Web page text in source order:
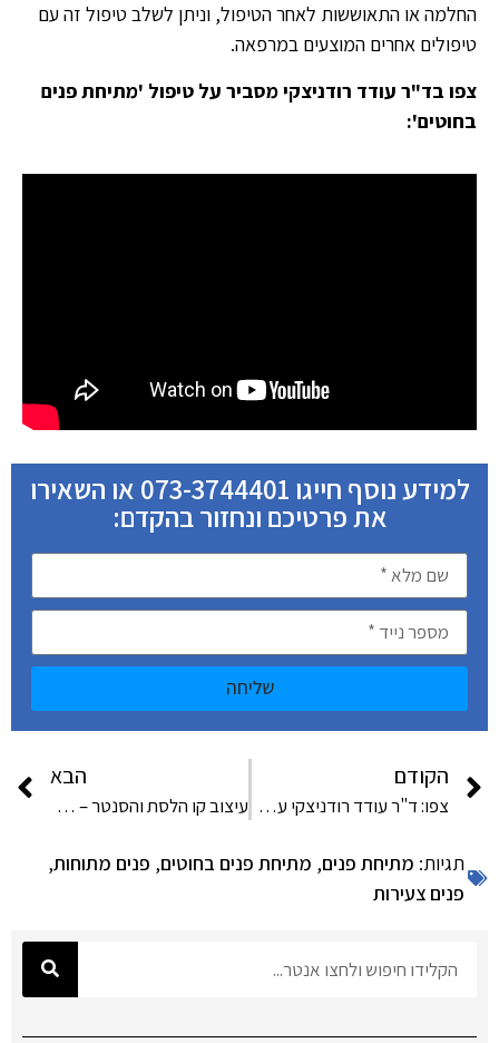
החלמה או התאוששות לאחר הטיפול, וניתן לשלב טיפול זה עם
טיפולים אחרים המוצעים במרפאה.
צפו בד"ר עודד רודניצקי מסביר על טיפול 'מתיחת פנים
בחוטים':
למידע נוסף חייגו 073-3744401 או השאירו
את פרטיכם ונחזור בהקדם:
שליחה
הקודם
צפו: ד"ר עודד רודניצקי על מתיחת פנים בתכניתו של רפי קרסו
הבא
עיצוב קו הלסת והסנטר – הדרך הבטוחה למראה פנים צעיר וחטוב
תגיות: מתיחת פנים, מתיחת פנים בחוטים, פנים מתוחות,
פנים צעירות